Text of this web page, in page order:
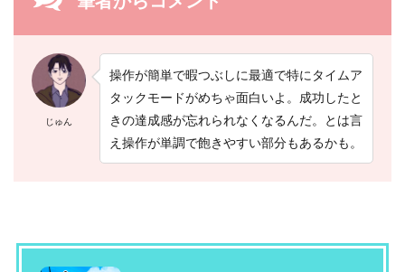
じゅん
操作が簡単で暇つぶしに最適で特にタイムア
タックモードがめちゃ面白いよ。成功したと
きの達成感が忘れられなくなるんだ。とは言
え操作が単調で飽きやすい部分もあるかも。